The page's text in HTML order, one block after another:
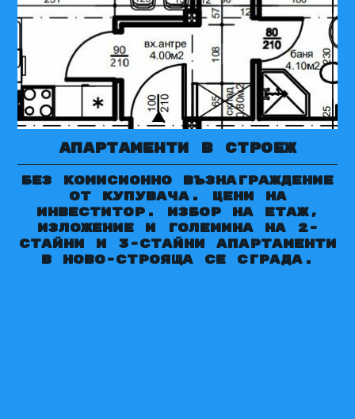
апартаменти в строеж
Без комисионно възнаграждение
от купувача. Цени на
инвеститор. Избор на етаж,
изложение и големина на 2-
стайни и 3-стайни апартаменти
в ново-строяща се сграда.